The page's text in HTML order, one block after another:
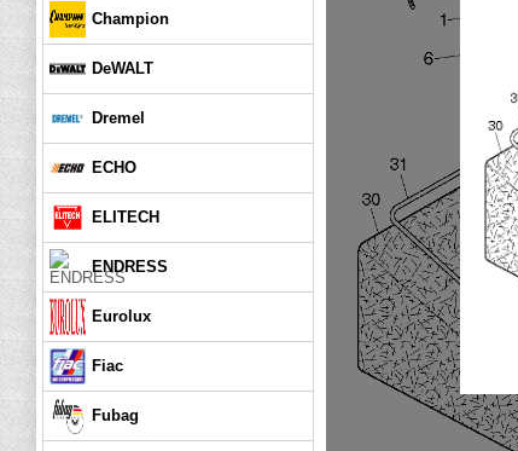
Champion
DeWALT
Dremel
ECHO
ELITECH
ENDRESS
Eurolux
Fiac
Fubag